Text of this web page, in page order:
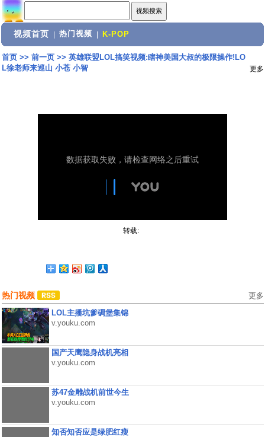
视频首页 热门视频 K-POP
首页>> 前一页>> 英雄联盟LOL搞笑视频:瞎神美国大叔的极限操作!LO
L徐老师来巡山 小苍 小智
更多
转载:
热门视频 更多
LOL主播坑爹碉堡集锦
v.youku.com
国产天鹰隐身战机亮相
v.youku.com
苏47金雕战机前世今生
v.youku.com
知否知否应是绿肥红瘦